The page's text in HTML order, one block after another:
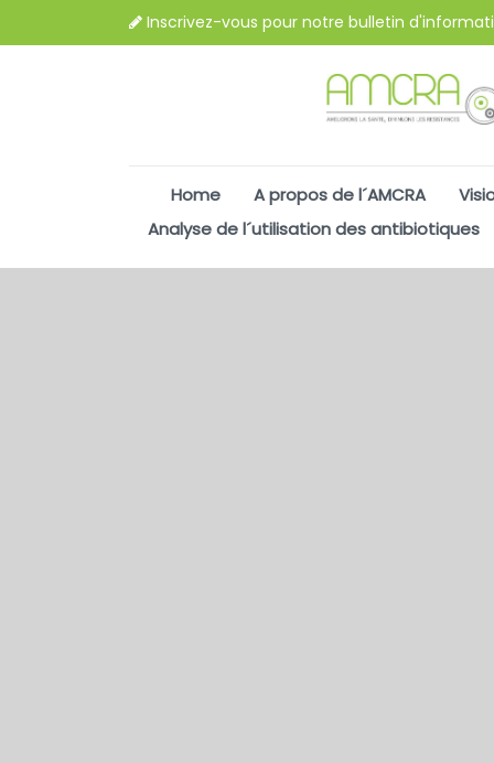
Inscrivez-vous pour notre bulletin
Home A propos de l´AMCRA
Analyse de l´utilisation des antibiotiques